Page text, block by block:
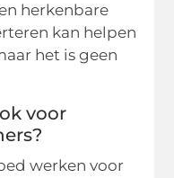
herkenbare
kan helpen
het is geen
voor
werken voor